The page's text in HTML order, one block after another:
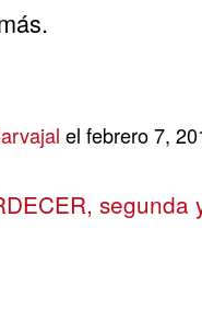
el febrero 7,
segunda